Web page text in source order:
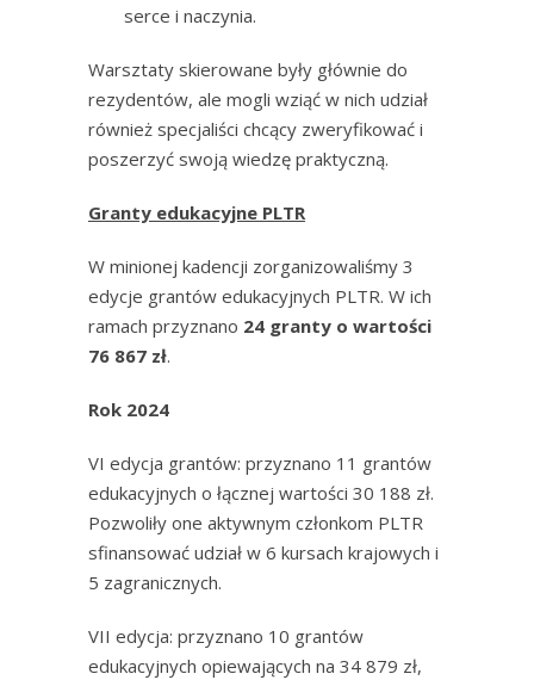
serce i naczynia.
Warsztaty skierowane były głównie do
rezydentów, ale mogli wziąć w nich udział
również specjaliści chcący zweryfikować i
poszerzyć swoją wiedzę praktyczną.
Granty edukacyjne PLTR
W minionej kadencji zorganizowaliśmy 3
edycje grantów edukacyjnych PLTR. W ich
ramach przyznano 24 granty o wartości
76 867 zł.
Rok 2024
VI edycja grantów: przyznano 11 grantów
edukacyjnych o łącznej wartości 30 188 zł.
Pozwoliły one aktywnym członkom PLTR
sfinansować udział w 6 kursach krajowych i
5 zagranicznych.
VII edycja: przyznano 10 grantów
edukacyjnych opiewających na 34 879 zł,